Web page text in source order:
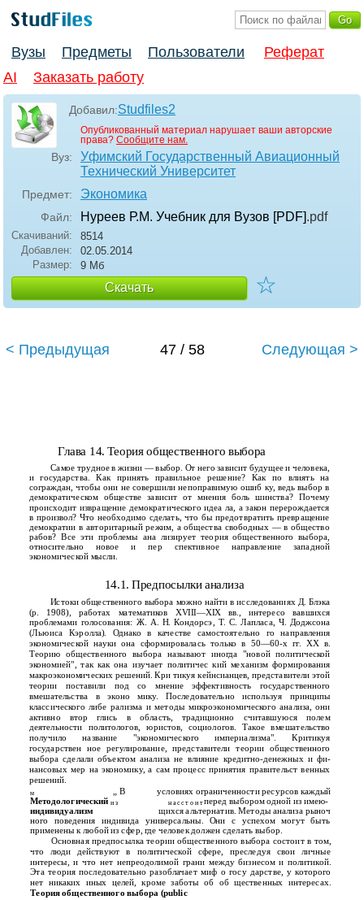
Вузы Предметы Пользователи
Реферат
AI
Заказать работу
Добавил:Studfiles2
Опубликованный материал нарушает ваши авторские
права? Сообщите нам.
Вуз:
Уфимский Государственный Авиационный
Технический Университет
Предмет: Экономика
Файл: Нуреев Р.М. Учебник для Вузов [PDF].pdf
Скачиваний:
8514
Добавлен:
02.05.2014
Размер:
9 Мб
Скачать ☆
< Предыдущая 47 / 58 Следующая >
Глава 14. Теория общественного выбора
Самое трудное в жизни — выбор. От него зависит будущее и человека,
и государства. Как принять правильное решение? Как по­ влиять на
сограждан, чтобы они не совершили непоправимую ошиб­ ку, ведь выбор в
демократическом обществе зависит от мнения боль­ шинства? Почему
происходит извращение демократического идеа­ ла, а закон перерождается
в произвол? Что необходимо сделать, что­ бы предотвратить превращение
демократии в авторитарный режим, а общества свободных — в общество
рабов? Все эти проблемы ана­ лизирует теория общественного выбора,
относительно новое и пер­ спективное направление западной
экономической мысли.
14.1. Предпосылки анализа
Истоки общественного выбора можно найти в исследованиях Д. Блэка
(р. 1908), работах математиков XVIII—XIX вв., интересо­ вавшихся
проблемами голосования: Ж. А. Н. Кондорсэ, Т. С. Лапласа, Ч. Доджсона
(Льюиса Кэролла). Однако в качестве самостоятельно­ го направления
экономической науки она сформировалась только в 50—60-х гг. XX в.
Теорию общественного выбора называют иногда "новой политической
экономией", так как она изучает политичес­ кий механизм формирования
макроэкономических решений. Кри­ тикуя кейнсианцев, представители этой
теории поставили под со­ мнение эффективность государственного
вмешательства в эконо­ мику. Последовательно используя принципы
классического либе­ рализма и методы микроэкономического анализа, они
активно втор­ глись в область, традиционно считавшуюся полем
деятельности политологов, юристов, социологов. Такое вмешательство
получило название "экономического империализма". Критикуя
государствен­ ное регулирование, представители теории общественного
выбора сделали объектом анализа не влияние кредитно-денежных и фи­
нансовых мер на экономику, а сам процесс принятия правительст­ венных
решений.
м „ В условиях ограниченности ресурсов каждый
Методологический и з н а с с т о и тперед выбором одной из имею-
индивидуализм
щихся альтернатив. Методы анализа рыноч­
ного поведения индивида универсальны. Они с успехом могут быть
применены к любой из сфер, где человек должен сделать выбор.
Основная предпосылка теории общественного выбора состоит в том,
что люди действуют в политической сфере, преследуя свои личные
интересы, и что нет непреодолимой грани между бизнесом и политикой.
Эта теория последовательно разоблачает миф о госу­ дарстве, у которого
нет никаких иных целей, кроме заботы об об­ щественных интересах.
Теория общественного выбора (public